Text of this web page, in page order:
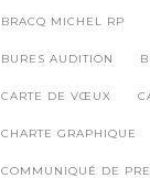
BRACQ MICHEL RP
BURES AUDITION
CARTE DE VŒUX
CHARTE GRAPHIQUE
COMMUNIQUÉ DE